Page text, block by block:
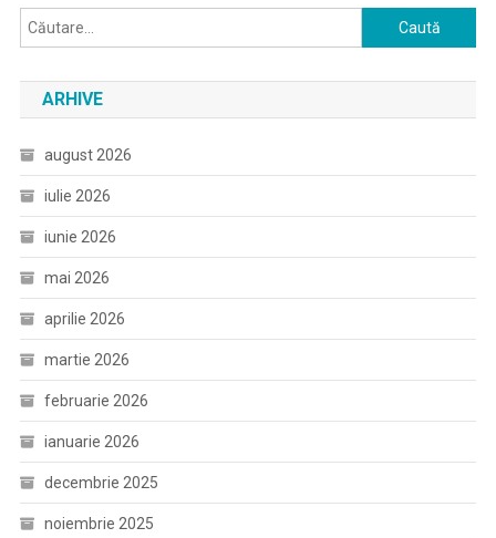
Caută
după:
ARHIVE
august 2026
iulie 2026
iunie 2026
mai 2026
aprilie 2026
martie 2026
februarie 2026
ianuarie 2026
decembrie 2025
noiembrie 2025